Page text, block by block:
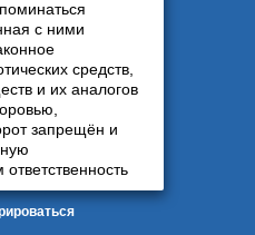
с ними
средств,
и их аналогов
запрещён и
ответственность